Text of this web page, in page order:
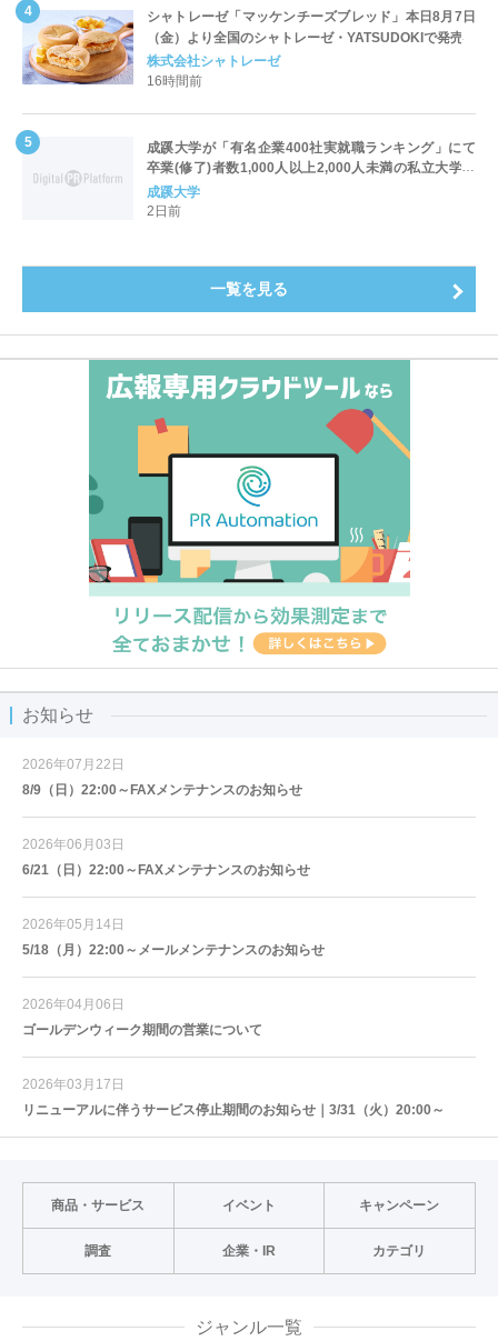
シャトレーゼ「マッケンチーズブレッド」本日8月7日
（金）より全国のシャトレーゼ・YATSUDOKIで発売
株式会社シャトレーゼ
16時間前
成蹊大学が「有名企業400社実就職ランキング」にて
卒業(修了)者数1,000人以上2,000人未満の私立大学で
全国第1位を獲得！～実就職率は26.5%（前年比＋
4.3pt）に伸長、東京の私立大学でも10位にランクイン
成蹊大学
2日前
一覧を見る
お知らせ
2026年07月22日
8/9（日）22:00～FAXメンテナンスのお知らせ
2026年06月03日
6/21（日）22:00～FAXメンテナンスのお知らせ
2026年05月14日
5/18（月）22:00～メールメンテナンスのお知らせ
2026年04月06日
ゴールデンウィーク期間の営業について
2026年03月17日
リニューアルに伴うサービス停止期間のお知らせ｜3/31（火）20:00～
商品・サービス イベント キャンペーン
調査 企業・IR カテゴリ
ジャンル一覧